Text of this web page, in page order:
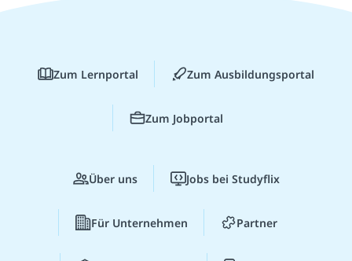
Zum Lernportal Zum Ausbildungsportal
Zum Jobportal
Über uns Jobs bei Studyflix
Für Unternehmen Partner